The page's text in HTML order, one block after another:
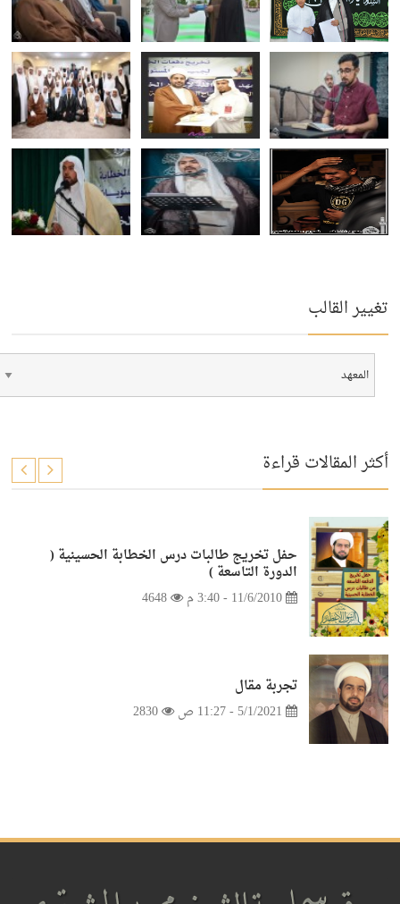
تغيير القالب
أكثر المقالات قراءة
حفل تخريج طالبات درس الخطابة الحسينية (
الدورة التاسعة )
11/6/2010 - 3:40 م
4648
تجربة مقال
2830